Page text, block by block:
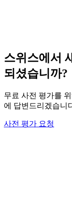
스위스에서
되셨습니까?
무료 사전 평가를
에 답변드리겠습니
사전 평가 요청